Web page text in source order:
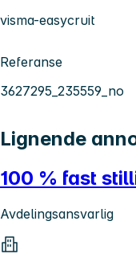
visma-easycruit
Referanse
3627295_235559_no
Lignende
100 % fast
Avdelingsansvarlig